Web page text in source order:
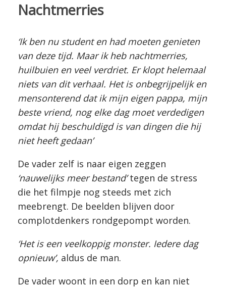
Nachtmerries
‘Ik ben nu student en had moeten genieten
van deze tijd. Maar ik heb nachtmerries,
huilbuien en veel verdriet. Er klopt helemaal
niets van dit verhaal. Het is onbegrijpelijk en
mensonterend dat ik mijn eigen pappa, mijn
beste vriend, nog elke dag moet verdedigen
omdat hij beschuldigd is van dingen die hij
niet heeft gedaan’
De vader zelf is naar eigen zeggen
‘nauwelijks meer bestand’tegen de stress
die het filmpje nog steeds met zich
meebrengt. De beelden blijven door
complotdenkers rondgepompt worden.
‘Het is een veelkoppig monster. Iedere dag
opnieuw’, aldus de man.
De vader woont in een dorp en kan niet